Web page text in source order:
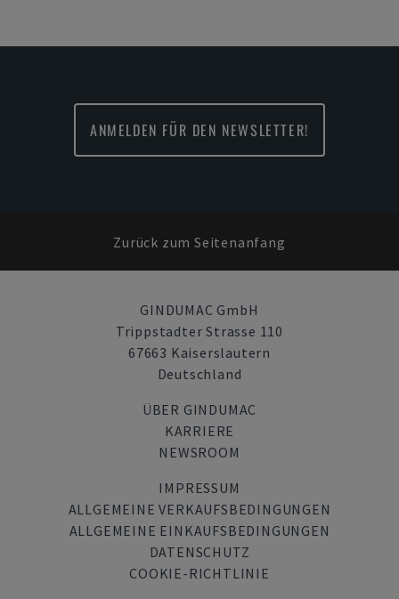
ANMELDEN FÜR DEN NEWSLETTER!
Zurück zum Seitenanfang
GINDUMAC GmbH
Trippstadter Strasse 110
67663 Kaiserslautern
Deutschland
ÜBER GINDUMAC
KARRIERE
NEWSROOM
IMPRESSUM
ALLGEMEINE VERKAUFSBEDINGUNGEN
ALLGEMEINE EINKAUFSBEDINGUNGEN
DATENSCHUTZ
COOKIE-RICHTLINIE